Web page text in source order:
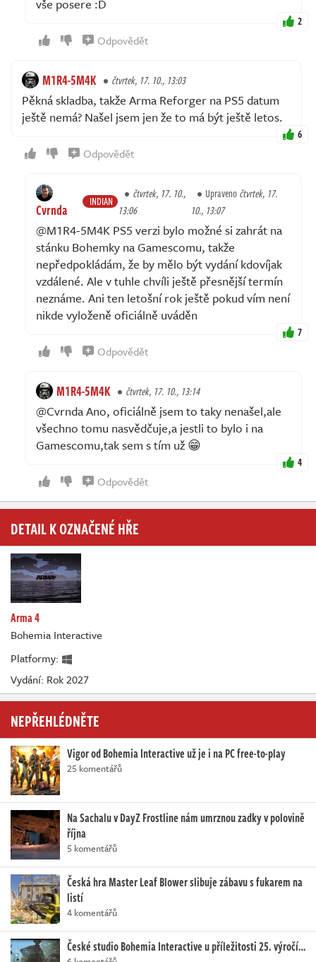
vše posere :D
2
Odpovědět
M1R4-5M4K čtvrtek, 17. 10., 13:03
Pěkná skladba, takže Arma Reforger na PS5 datum
ještě nemá? Našel jsem jen že to má být ještě letos.
6
Odpovědět
Cvrnda INDIAN
čtvrtek, 17. 10.,
13:06
Upravenočtvrtek, 17.
10., 13:07
@M1R4-5M4K PS5 verzi bylo možné si zahrát na
stánku Bohemky na Gamescomu, takže
nepředpokládám, že by mělo být vydání kdovíjak
vzdálené. Ale v tuhle chvíli ještě přesnější termín
neznáme. Ani ten letošní rok ještě pokud vím není
nikde vyloženě oficiálně uváděn
7
Odpovědět
M1R4-5M4K čtvrtek, 17. 10., 13:14
@Cvrnda Ano, oficiálně jsem to taky nenašel,ale
všechno tomu nasvědčuje,a jestli to bylo i na
Gamescomu,tak sem s tím už 😁
4
Odpovědět
DETAIL K OZNAČENÉ HŘE
Arma 4
Bohemia Interactive
Platformy:
Vydání: Rok 2027
NEPŘEHLÉDNĚTE
Vigor od Bohemia Interactive už je i na PC free-to-play
25 komentářů
Na Sachalu v DayZ Frostline nám umrznou zadky v polovině
října
5 komentářů
Česká hra Master Leaf Blower slibuje zábavu s fukarem na
listí
4 komentářů
České studio Bohemia Interactive u příležitosti 25. výročí…